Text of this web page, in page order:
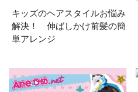
キッズのヘアスタイルお悩み
解決！ 伸ばしかけ前髪の簡
単アレンジ